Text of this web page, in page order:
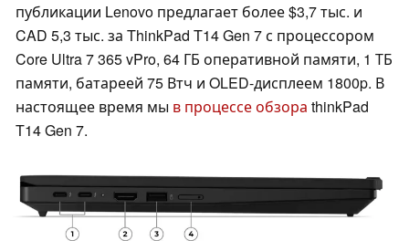
публикации Lenovo предлагает более $3,7 тыс. и
CAD 5,3 тыс. за ThinkPad T14 Gen 7 с процессором
Core Ultra 7 365 vPro, 64 ГБ оперативной памяти, 1 ТБ
памяти, батареей 75 Втч и OLED-дисплеем 1800p. В
настоящее время мы в процессе обзора thinkPad
T14 Gen 7.